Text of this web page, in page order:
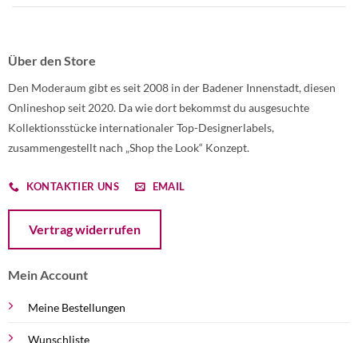
Über den Store
Den Moderaum gibt es seit 2008 in der Badener Innenstadt, diesen
Onlineshop seit 2020. Da wie dort bekommst du ausgesuchte
Kollektionsstücke internationaler Top-Designerlabels,
zusammengestellt nach „Shop the Look“ Konzept.
KONTAKTIER UNS EMAIL
Vertrag widerrufen
Mein Account
Meine Bestellungen
Wunschliste